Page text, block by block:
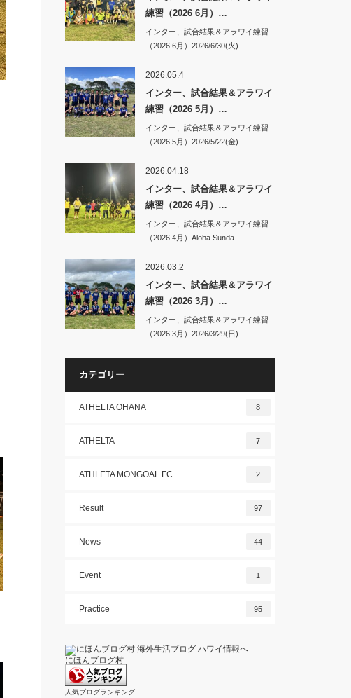
練習（2026 6月）…
インター、試合結果＆アラワイ練習
（2026 6月）2026/6/30(火) …
2026.05.4
インター、試合結果＆アラワイ
練習（2026 5月）…
インター、試合結果＆アラワイ練習
（2026 5月）2026/5/22(金) …
2026.04.18
インター、試合結果＆アラワイ
練習（2026 4月）…
インター、試合結果＆アラワイ練習
（2026 4月）Aloha.Sunda…
2026.03.2
インター、試合結果＆アラワイ
練習（2026 3月）…
インター、試合結果＆アラワイ練習
（2026 3月）2026/3/29(日) …
カテゴリー
ATHELTA OHANA 8
ATHELTA 7
ATHLETA MONGOAL FC 2
Result 97
News 44
Event 1
Practice 95
にほんブログ村
人気ブログランキング